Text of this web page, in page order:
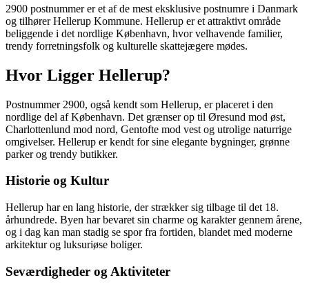
2900 postnummer er et af de mest eksklusive postnumre i Danmark
og tilhører Hellerup Kommune. Hellerup er et attraktivt område
beliggende i det nordlige København, hvor velhavende familier,
trendy forretningsfolk og kulturelle skattejægere mødes.
Hvor Ligger Hellerup?
Postnummer 2900, også kendt som Hellerup, er placeret i den
nordlige del af København. Det grænser op til Øresund mod øst,
Charlottenlund mod nord, Gentofte mod vest og utrolige naturrige
omgivelser. Hellerup er kendt for sine elegante bygninger, grønne
parker og trendy butikker.
Historie og Kultur
Hellerup har en lang historie, der strækker sig tilbage til det 18.
århundrede. Byen har bevaret sin charme og karakter gennem årene,
og i dag kan man stadig se spor fra fortiden, blandet med moderne
arkitektur og luksuriøse boliger.
Seværdigheder og Aktiviteter